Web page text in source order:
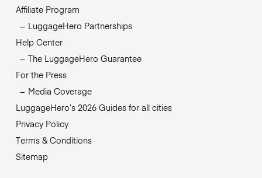
Affiliate Program
LuggageHero Partnerships
Help Center
The LuggageHero Guarantee
For the Press
Media Coverage
LuggageHero’s 2026 Guides for all cities
Privacy Policy
Terms & Conditions
Sitemap